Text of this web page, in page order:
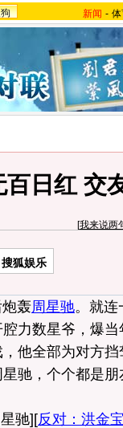
新闻 -
日红 交
[我来说两
狐娱乐
轰周星驰。就连
力数星爷，爆
他全部为对方
星驰，个个都是
驰][反对： 洪金